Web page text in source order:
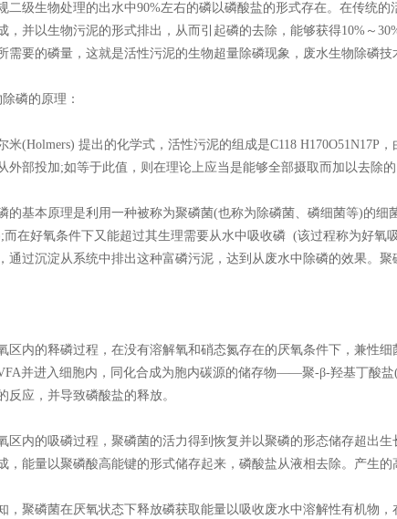
二级生物处理的出水中90%左右的磷以磷酸盐的形式存在。在传统
，并以生物污泥的形式排出，从而引起磷的去除，能够获得10%～
需要的磷量，这就是活性污泥的生物超量除磷现象，废水生物除磷技
磷的原理：
米(Holmers) 提出的化学式，活性污泥的组成是C118 H170O51N17P
外部投加;如等于此值，则在理论上应当是能够全部摄取而加以去除的
的基本原理是利用一种被称为聚磷菌(也称为除磷菌、磷细菌等)的细
而在好氧条件下又能超过其生理需要从水中吸收磷 (该过程称为好氧
通过沉淀从系统中排出这种富磷污泥，达到从废水中除磷的效果。聚
区内的释磷过程，在没有溶解氧和硝态氮存在的厌氧条件下，兼性
并进入细胞内，同化合成为胞内碳源的储存物——聚-β-羟基丁酸
反应，并导致磷酸盐的释放。
区内的吸磷过程，聚磷菌的活力得到恢复并以聚磷的形态储存超出
，能量以聚磷酸高能键的形式储存起来，磷酸盐从液相去除。产生
，聚磷菌在厌氧状态下释放磷获取能量以吸收废水中溶解性有机物